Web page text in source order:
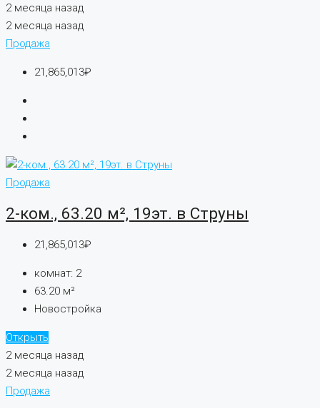
2 месяца назад
2 месяца назад
Продажа
21,865,013₽
Продажа
2-ком., 63.20 м², 19эт. в Струны
21,865,013₽
комнат: 2
63.20 м²
Новостройка
Открыть
2 месяца назад
2 месяца назад
Продажа